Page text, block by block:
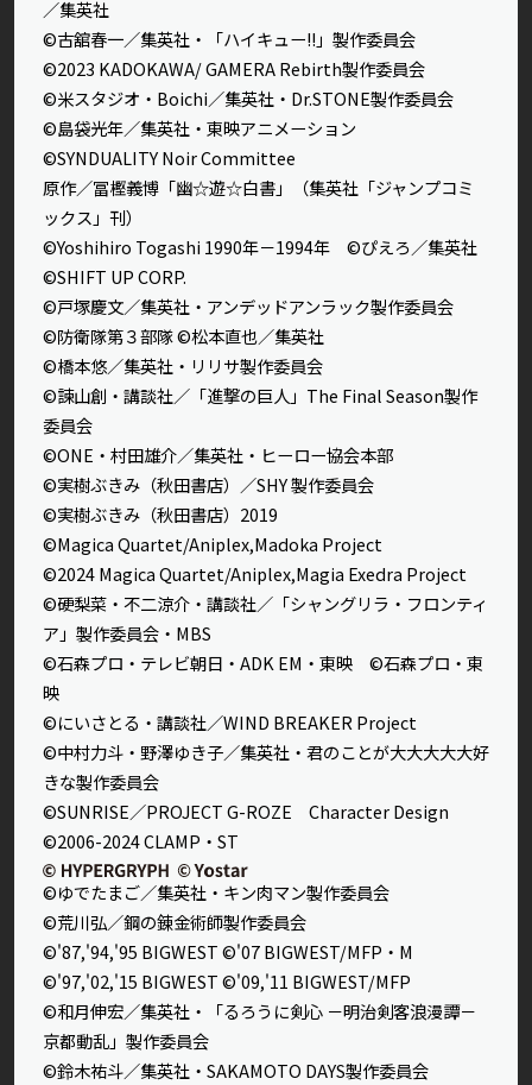
／集英社
©古舘春一／集英社・「ハイキュー!!」製作委員会
©2023 KADOKAWA/ GAMERA Rebirth製作委員会
©米スタジオ・Boichi／集英社・Dr.STONE製作委員会
©島袋光年／集英社・東映アニメーション
©SYNDUALITY Noir Committee
原作／冨樫義博「幽☆遊☆白書」（集英社「ジャンプコミ
ックス」刊）
©Yoshihiro Togashi 1990年－1994年 ©ぴえろ／集英社
©SHIFT UP CORP.
©戸塚慶文／集英社・アンデッドアンラック製作委員会
©防衛隊第３部隊 ©松本直也／集英社
©橋本悠／集英社・リリサ製作委員会
©諫山創・講談社／「進撃の巨人」The Final Season製作
委員会
©ONE・村田雄介／集英社・ヒーロー協会本部
©実樹ぶきみ（秋田書店）／SHY 製作委員会
©実樹ぶきみ（秋田書店）2019
©Magica Quartet/Aniplex,Madoka Project
©2024 Magica Quartet/Aniplex,Magia Exedra Project
©硬梨菜・不二涼介・講談社／「シャングリラ・フロンティ
ア」製作委員会・MBS
©石森プロ・テレビ朝日・ADK EM・東映 ©石森プロ・東
映
©にいさとる・講談社／WIND BREAKER Project
©中村力斗・野澤ゆき子／集英社・君のことが大大大大大好
きな製作委員会
©SUNRISE／PROJECT G-ROZE Character Design
©2006-2024 CLAMP・ST
©ゆでたまご／集英社・キン肉マン製作委員会
©荒川弘／鋼の錬金術師製作委員会
©'87,'94,'95 BIGWEST ©'07 BIGWEST/MFP・M
©'97,'02,'15 BIGWEST ©'09,'11 BIGWEST/MFP
©和月伸宏／集英社・「るろうに剣心 －明治剣客浪漫譚－
京都動乱」製作委員会
©鈴木祐斗／集英社・SAKAMOTO DAYS製作委員会